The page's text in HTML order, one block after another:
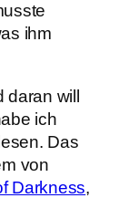
ihm
daran will
ich
Das
von
Darkness,